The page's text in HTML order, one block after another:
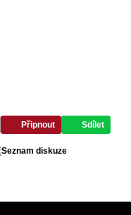
Připnout Sdílet